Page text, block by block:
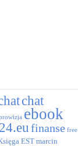
chat
ebook
finanse free
EST marcin